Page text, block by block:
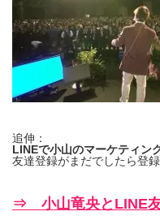
追伸：
LINEで小山のマーケティン
友達登録がまだでしたら登
⇒ 小山竜央とLINE